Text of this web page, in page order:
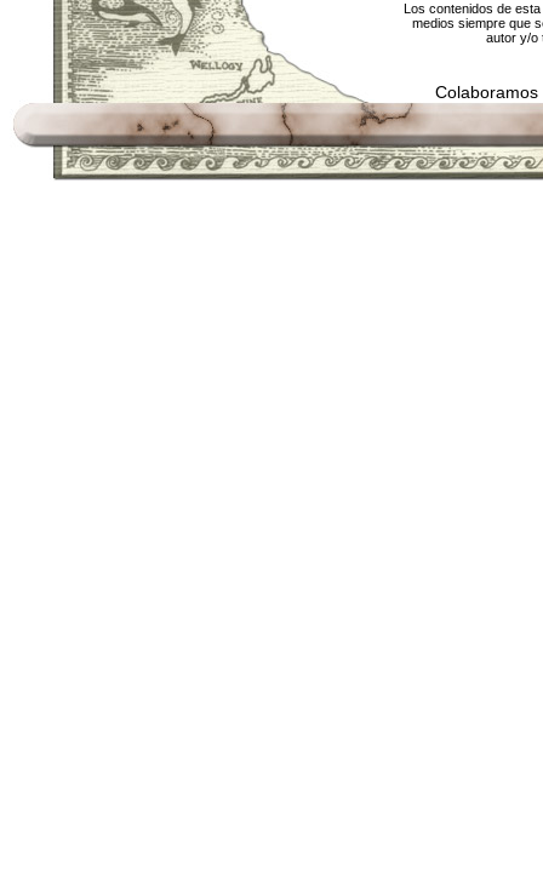
Los contenidos de
medios siempre que
autor y/o